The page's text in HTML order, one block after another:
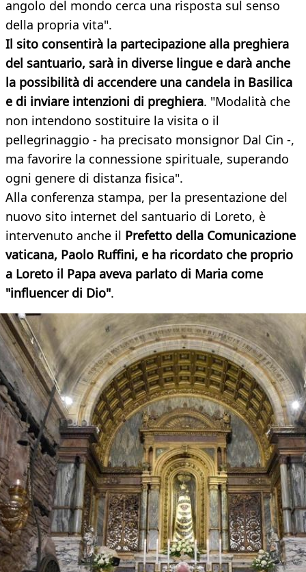
angolo del mondo cerca una risposta sul senso
della propria vita".
Il sito consentirà la partecipazione alla preghiera
del santuario, sarà in diverse lingue e darà anche
la possibilità di accendere una candela in Basilica
e di inviare intenzioni di preghiera. "Modalità che
non intendono sostituire la visita o il
pellegrinaggio - ha precisato monsignor Dal Cin -,
ma favorire la connessione spirituale, superando
ogni genere di distanza fisica".
Alla conferenza stampa, per la presentazione del
nuovo sito internet del santuario di Loreto, è
intervenuto anche il Prefetto della Comunicazione
vaticana, Paolo Ruffini, e ha ricordato che proprio
a Loreto il Papa aveva parlato di Maria come
"influencer di Dio".